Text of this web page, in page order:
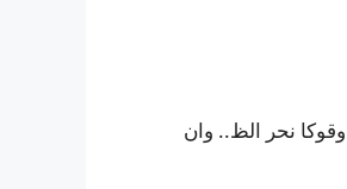
نحر الظ.. وان